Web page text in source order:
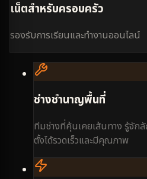
เน็ตสำหรับครอบครัว
รองรับการเรียนและทำงานออนไลน์
ช่างชำนาญพื้นที่
ทีมช่างที่คุ้นเคยเส้นทาง รู้จัก
ตั้งได้รวดเร็วและมีคุณภาพ